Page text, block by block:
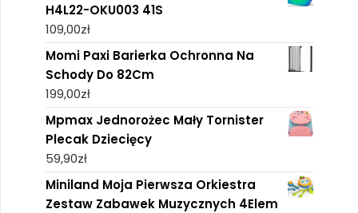
H4L22-OKU003 41S
109,00zł
Momi Paxi Barierka Ochronna Na
Schody Do 82Cm
199,00zł
Mpmax Jednorożec Mały Tornister
Plecak Dziecięcy
59,90zł
Miniland Moja Pierwsza Orkiestra
Zestaw Zabawek Muzycznych 4Elem